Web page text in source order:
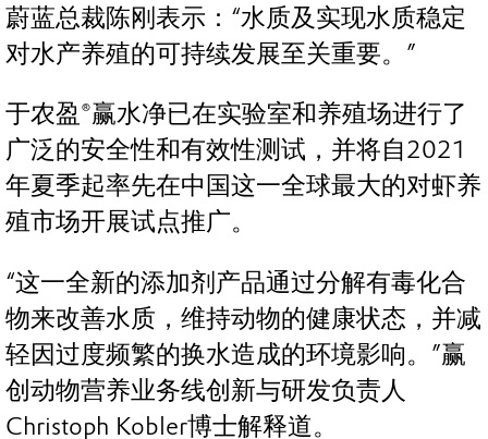
蔚蓝总裁陈刚表示：“水质及实现水质稳定
对水产养殖的可持续发展至关重要。”
于农盈®赢水净已在实验室和养殖场进行了
广泛的安全性和有效性测试，并将自2021
年夏季起率先在中国这一全球最大的对虾养
殖市场开展试点推广。
“这一全新的添加剂产品通过分解有毒化合
物来改善水质，维持动物的健康状态，并减
轻因过度频繁的换水造成的环境影响。”赢
创动物营养业务线创新与研发负责人
Christoph Kobler博士解释道。